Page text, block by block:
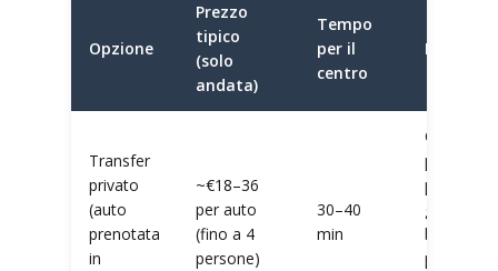
Opzione
Prezzo
tipico
(solo
andata)
Tempo
per il
centro
Ideale
Transfer
privato
(auto
prenotata
in
~€18–36
per auto
(fino a 4
persone)
30–40
min
Comfort
porta a
porta,
gruppi,
bagagli
pesanti,